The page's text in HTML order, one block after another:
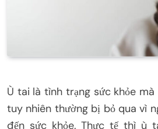
Ù tai là tình trạng sức khỏe mà
tuy nhiên thường bị bỏ qua vì
đến sức khỏe. Thực tế thì ù